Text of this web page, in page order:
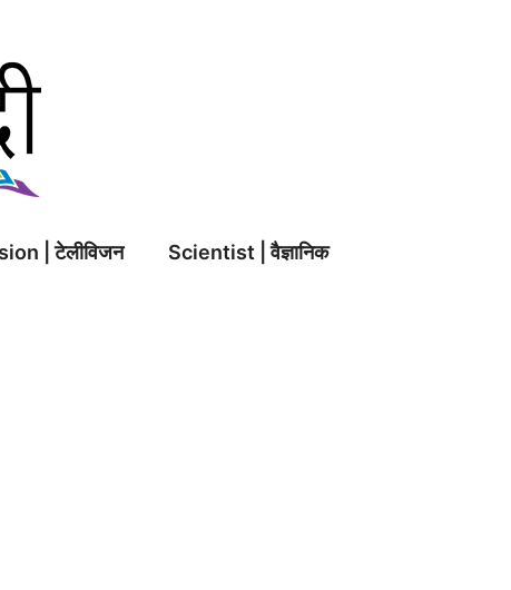
| टेलीविजन Scientist | वैज्ञानिक